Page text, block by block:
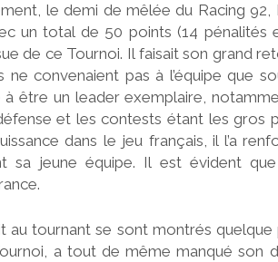
le demi de mêlée du Racing 92,
un total de 50 points (14 pénalités
de ce Tournoi. Il faisait son grand
convenaient pas à l’équipe que
à être un leader exemplaire,
et les contests étant les gros
dans le jeu français, il l’a
sa jeune équipe. Il est évident
au tournant se sont montrés quelque
a tout de même manqué son